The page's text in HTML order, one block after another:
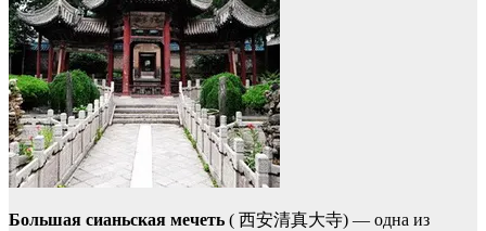
Большая сианьская мечеть ( 西安清真大寺) — одна из